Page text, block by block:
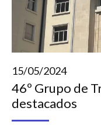
15/05/2024
46º Grupo de
destacados